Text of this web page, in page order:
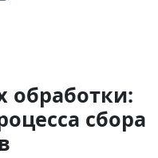
обработки:
сбора